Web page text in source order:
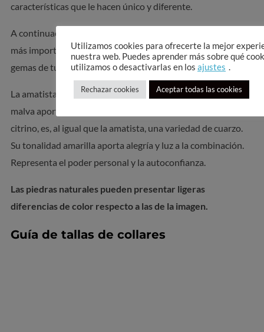
características que le hacen único y diferente.
A continuación, te presentamos algunas de sus aspectos
más importantes para que puedas saber más acerca de las
gemas de tu joya.
La amatista es la protagonista de este collar. Su tonalidad
malva aporta las cualidades de relajación y paz interior. El
citrino, es, al igual que la amatista, una variedad de cuarzo.
Su tonalidad amarilla aporta alegría y luz a la combinación.
Representa el poder personal y la autoconfianza.
Las piedras naturales pueden presentar ligeras
diferencias de color respecto a las de la imagen.
Guía de tallas de collares
Utilizamos cookies para ofrecerte la mejor
nuestra web. Puedes aprender más sobre qué
utilizamos o desactivarlas en los ajustes .
Rechazar cookies Aceptar todas las cookies